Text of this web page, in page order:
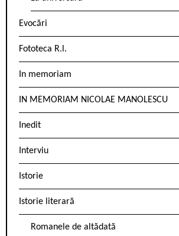
Evocări
Fototeca R.l.
In memoriam
IN MEMORIAM NICOLAE MANOLESCU
Inedit
Interviu
Istorie
Istorie literară
Romanele de altădată